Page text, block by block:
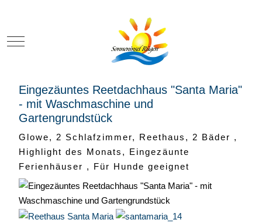
Mobile Menu Toggle
Eingezäuntes Reetdachhaus "Santa Maria"
- mit Waschmaschine und
Gartengrundstück
Glowe, 2 Schlafzimmer, Reethaus, 2 Bäder ,
Highlight des Monats, Eingezäunte
Ferienhäuser , Für Hunde geeignet